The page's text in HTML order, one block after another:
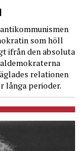
som höll
ifrån den absoluta
relationen
långa perioder.